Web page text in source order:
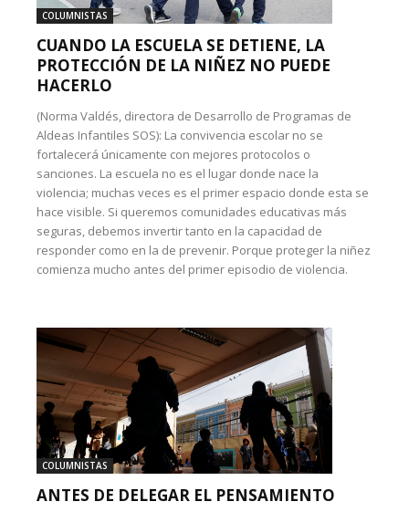
COLUMNISTAS
CUANDO LA ESCUELA SE DETIENE, LA
PROTECCIÓN DE LA NIÑEZ NO PUEDE
HACERLO
(Norma Valdés, directora de Desarrollo de Programas de
Aldeas Infantiles SOS): La convivencia escolar no se
fortalecerá únicamente con mejores protocolos o
sanciones. La escuela no es el lugar donde nace la
violencia; muchas veces es el primer espacio donde esta se
hace visible. Si queremos comunidades educativas más
seguras, debemos invertir tanto en la capacidad de
responder como en la de prevenir. Porque proteger la niñez
comienza mucho antes del primer episodio de violencia.
COLUMNISTAS
ANTES DE DELEGAR EL PENSAMIENTO